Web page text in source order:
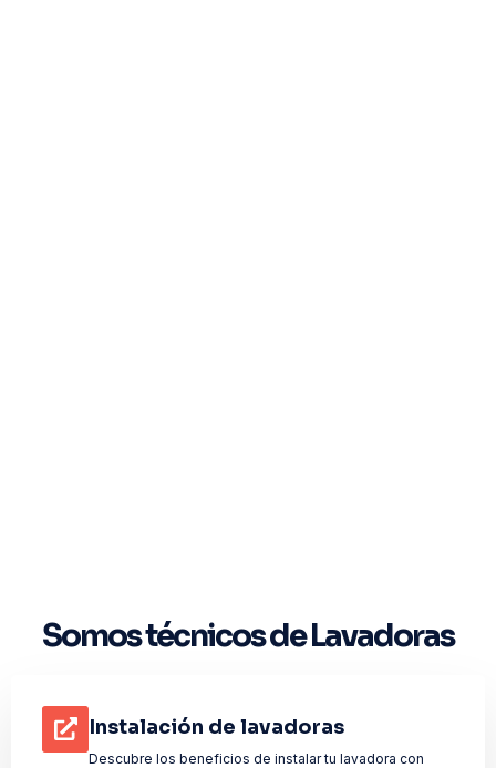
Somos técnicos de Lavadoras
Instalación de lavadoras
Descubre los beneficios de instalar tu lavadora con